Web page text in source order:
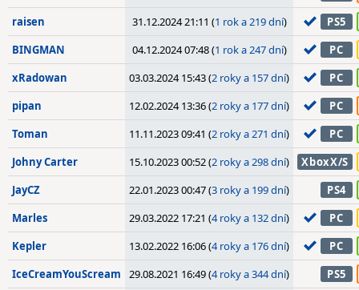
raisen
31.12.2024 21:11 (1 rok a 219 dní)
PS5
BINGMAN
04.12.2024 07:48 (1 rok a 247 dní)
PC
xRadowan
03.03.2024 15:43 (2 roky a 157 dní)
PC
pipan
12.02.2024 13:36 (2 roky a 177 dní)
PC
Toman
11.11.2023 09:41 (2 roky a 271 dní)
PC
Johny Carter
15.10.2023 00:52 (2 roky a 298 dní)
XboxX/S
JayCZ
22.01.2023 00:47 (3 roky a 199 dní)
PS4
Marles
29.03.2022 17:21 (4 roky a 132 dní)
PC
Kepler
13.02.2022 16:06 (4 roky a 176 dní)
PC
IceCreamYouScream
29.08.2021 16:49 (4 roky a 344 dní)
PS5